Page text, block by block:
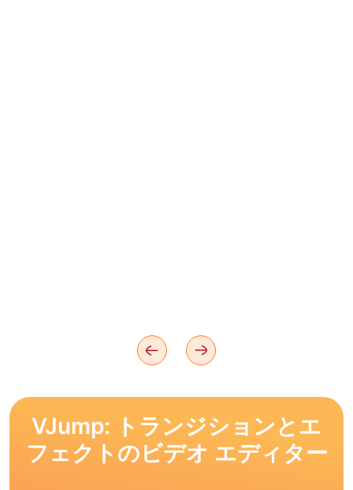
VJump: トランジションとエ
フェクトのビデオ エディター